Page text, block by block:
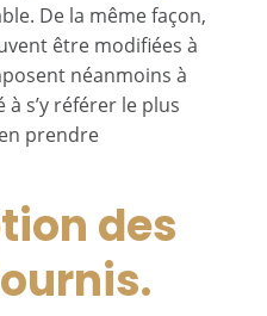
De la même façon,
être modifiées à
néanmoins à
s’y référer le plus
prendre
des